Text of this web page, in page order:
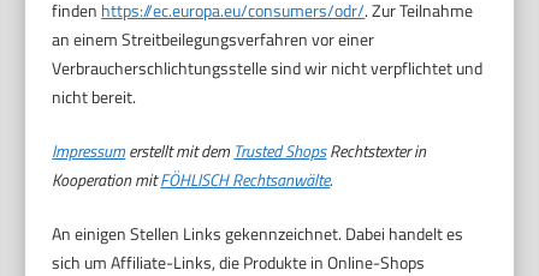
finden https://ec.europa.eu/consumers/odr/. Zur Teilnahme
an einem Streitbeilegungsverfahren vor einer
Verbraucherschlichtungsstelle sind wir nicht verpflichtet und
nicht bereit.
Impressumerstellt mit dem Trusted ShopsRechtstexter in
Kooperation mitFÖHLISCH Rechtsanwälte.
An einigen Stellen Links gekennzeichnet. Dabei handelt es
sich um Affiliate-Links, die Produkte in Online-Shops